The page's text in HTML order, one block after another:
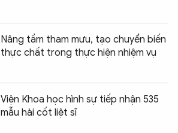
Nâng tầm tham mưu, tạo chuyển biến
thực chất trong thực hiện nhiệm vụ
Viện Khoa học hình sự tiếp nhận 535
mẫu hài cốt liệt sĩ